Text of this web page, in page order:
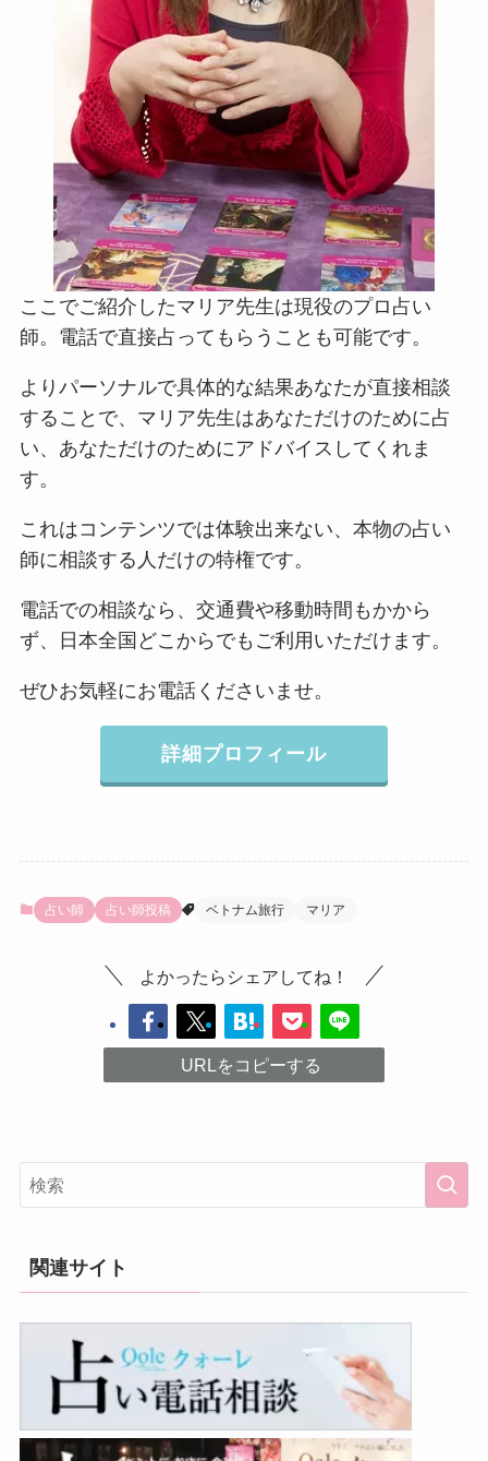
ここでご紹介したマリア先生は現役のプロ占い
師。電話で直接占ってもらうことも可能です。
よりパーソナルで具体的な結果あなたが直接相談
することで、マリア先生はあなただけのために占
い、あなただけのためにアドバイスしてくれま
す。
これはコンテンツでは体験出来ない、本物の占い
師に相談する人だけの特権です。
電話での相談なら、交通費や移動時間もかから
ず、日本全国どこからでもご利用いただけます。
ぜひお気軽にお電話くださいませ。
詳細プロフィール
占い師 占い師投稿 ベトナム旅行 マリア
よかったらシェアしてね！
URLをコピーする
関連サイト